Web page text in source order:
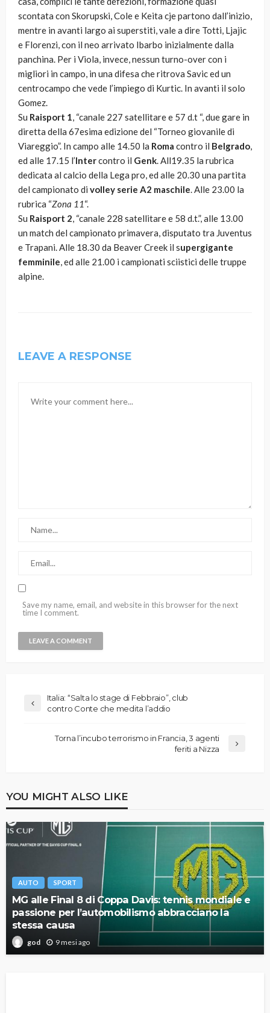
scontata con Skorupski, Cole e Keita cje partono dall’inizio,
mentre in avanti largo ai superstiti, vale a dire Totti, Ljajic
e Florenzi, con il neo arrivato Ibarbo inizialmente dalla
panchina. Per i Viola, invece, nessun turno-over con i
migliori in campo, in una difesa che ritrova Savic ed un
centrocampo che vede l’impiego di Kurtic. In avanti il solo
Gomez.
Su Raisport 1, “canale 227 satellitare e 57 d.t “, due gare in
diretta della 67esima edizione del “Torneo giovanile di
Viareggio”. In campo alle 14.50 la Roma contro il Belgrado,
ed alle 17.15 l’Intercontro il Genk. All19.35 la rubrica
dedicata al calcio della Lega pro, ed alle 20.30 una partita
del campionato di volley serie A2 maschile. Alle 23.00 la
rubrica “Zona 11“.
Su Raisport 2, “canale 228 satellitare e 58 d.t.”, alle 13.00
un match del campionato primavera, disputato tra Juventus
e Trapani. Alle 18.30 da Beaver Creek il supergigante
femminile, ed alle 21.00 i campionati sciistici delle truppe
alpine.
LEAVE A RESPONSE
Save my name, email, and website in this browser for the next
time I comment.
Italia: “Salta lo stage di Febbraio”, club
contro Conte che medita l’addio
Torna l’incubo terrorismo in Francia, 3 agenti
feriti a Nizza
YOU MIGHT ALSO LIKE
AUTO SPORT
MG alle Final 8 di Coppa Davis: tennis mondiale e
passione per l’automobilismo abbracciano la
stessa causa
god 9 mesi ago